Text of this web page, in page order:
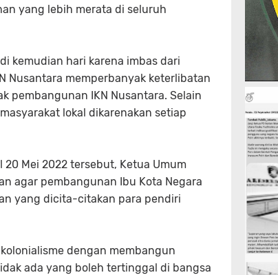
yang lebih merata di seluruh
kemudian hari karena imbas dari
Nusantara memperbanyak keterlibatan
pembangunan IKN Nusantara. Selain
lokal dikarenakan setiap
Mei 2022 tersebut, Ketua Umum
agar pembangunan Ibu Kota Negara
yang dicita-citakan para pendiri
dengan membangun
ada yang boleh tertinggal di bangsa